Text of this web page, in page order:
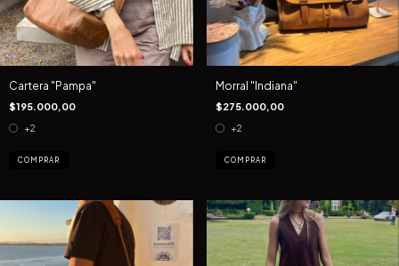
Cartera "Pampa"
$195.000,00
+2
COMPRAR
Morral "Indiana"
$275.000,00
+2
COMPRAR